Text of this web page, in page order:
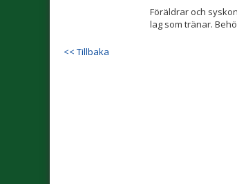
Föräldrar och
lag som tränar.
<< Tillbaka